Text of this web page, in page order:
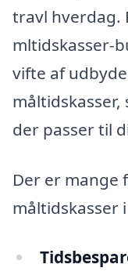
travl hverdag.
mltidskasser-
vifte af
der passer til
Der er mange
måltidskasser